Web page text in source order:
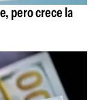
pero crece la